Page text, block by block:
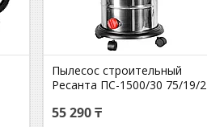
Пылесос строительный
Ресанта ПС-1500/30 75/19/2
55 290 ₸